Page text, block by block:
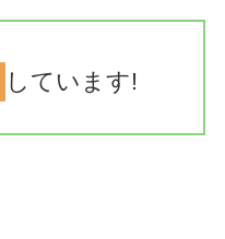
しています!